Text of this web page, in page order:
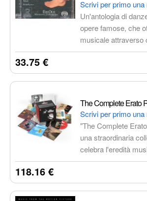
Scrivi per primo
Un'antologia di
opere famose, che
musicale attraverso
ritmi incalzanti.
ascolto
per gli amanti
33.75 €
The Complete Erato
Scrivi per primo
"The Complete
una straordinaria
celebra l'eredità
Erato. Un cofanetto
musica barocca alle
118.16 €